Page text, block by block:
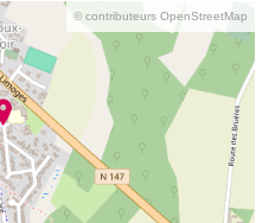
© contributeurs OpenStreetMap